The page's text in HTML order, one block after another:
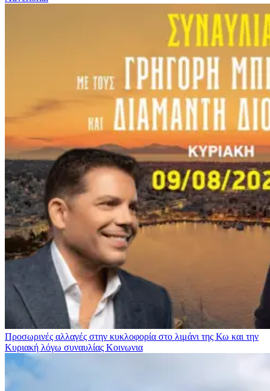
Προσωρινές αλλαγές στην κυκλοφορία στο λιμάνι της Κω και την
Κυριακή λόγω συναυλίας Κοινωνια